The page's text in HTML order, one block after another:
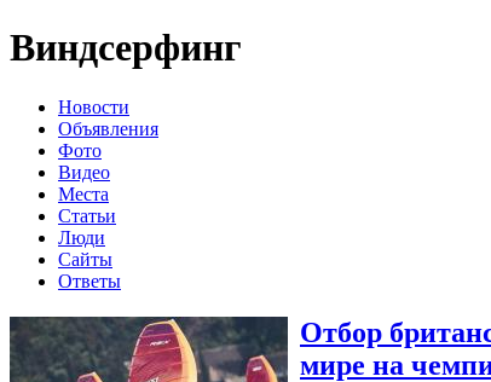
Виндсерфинг
Новости
Объявления
Фото
Видео
Места
Статьи
Люди
Сайты
Ответы
Отбор
мире на